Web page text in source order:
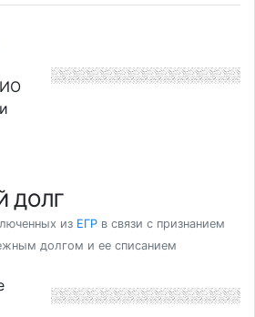
ДОЛГ
из ЕГР в связи с признанием
долгом и ее списанием